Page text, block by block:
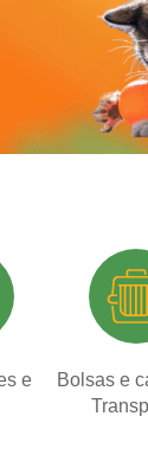
e
Bolsas e